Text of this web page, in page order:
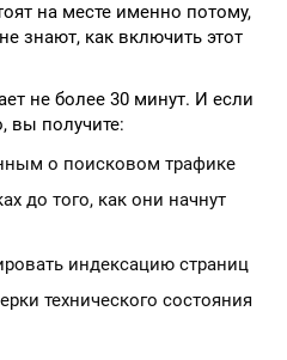
на месте именно потому,
знают, как включить этот
не более 30 минут. И если
вы получите:
о поисковом трафике
до того, как они начнут
индексацию страниц
технического состояния